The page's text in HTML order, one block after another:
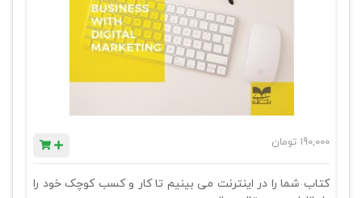
190,000 تومان
کتاب شما را در اینترنت می بینیم تا کار و کسب کوچک خود را